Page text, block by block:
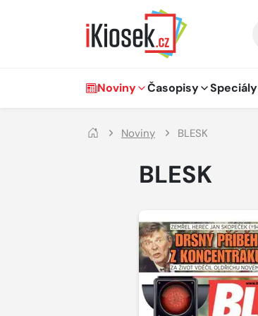
Hlavní navigace
Noviny Časopisy Speciály
Noviny BLESK
BLESK